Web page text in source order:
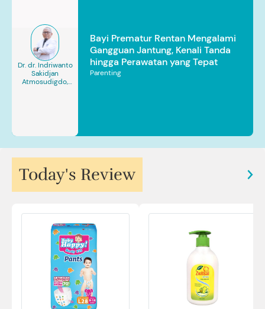
Dr. dr. Indriwanto
Sakidjan
Atmosudigdo,
Bayi Prematur Rentan Mengalami
Gangguan Jantung, Kenali Tanda
hingga Perawatan yang Tepat
Parenting
Today's Review